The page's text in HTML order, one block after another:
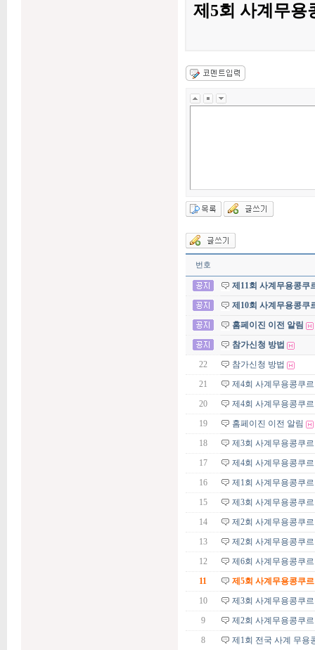
제5회 사계무용
번호
제11회 사계무용콩쿠
제10회 사계무용콩쿠
홈페이진 이전 알림
참가신청 방법
22
참가신청 방법
21
제4회 사계무용콩쿠
20
제4회 사계무용콩쿠
19
홈페이진 이전 알림
18
제3회 사계무용콩쿠
17
제4회 사계무용콩쿠
16
제1회 사계무용콩쿠
15
제3회 사계무용콩쿠
14
제2회 사계무용콩쿠
13
제2회 사계무용콩쿠
12
제6회 사계무용콩쿠
11
제5회 사계무용콩쿠
10
제3회 사계무용콩쿠
9
제2회 사계무용콩쿠
8
제1회 전국 사계 무용